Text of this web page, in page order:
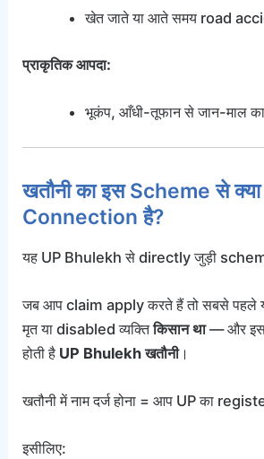
खेत जाते या आते समय road
प्राकृतिक आपदा:
भूकंप, आँधी-तूफान से जान-माल
खतौनी का इस Scheme से क्या
Connection है?
यह UP Bhulekh से directly जुड़ी
जब आप claim apply करते हैं तो सबसे पहले
मृत या disabled व्यक्तिकिसान था— और
होती है UP Bhulekh खतौनी।
खतौनी में नाम दर्ज होना = आप UP का
इसीलिए: